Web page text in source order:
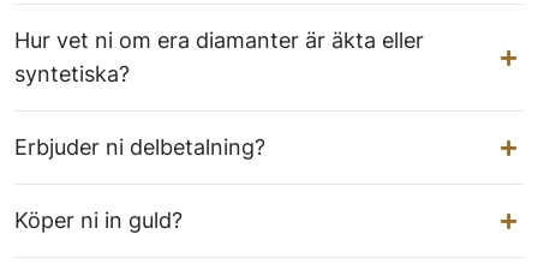
Hur vet ni om era diamanter är äkta eller
syntetiska?
Erbjuder ni delbetalning?
Köper ni in guld?